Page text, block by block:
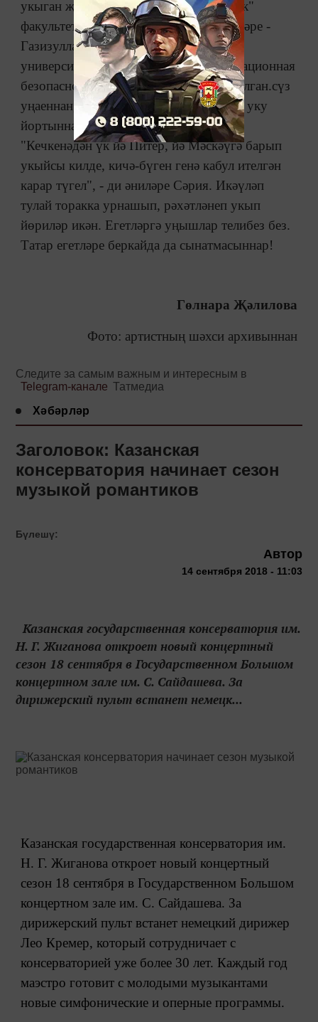
укыган җиреннән РГСУга, "Идарәчелек"
факультетына укырга күчкән, кечкенәләре -
Газизулла Элемтә һәм информатика
университетының (МТУСИ) "Информационная
безопасность" факультеты студенты булган.сүз
уңаеннан, егет бик башлы - берьюлы 5 уку
йортыннан чакыру алган булган икән.
"Кечкенәдән үк йә Питер, йә Мәскәүгә барып
укыйсы килде, кичә-бүген генә кабул ителгән
карар түгел", - ди әниләре Сәрия. Икәүләп
тулай торакка урнашып, рәхәтләнеп укып
йөриләр икән. Егетләргә уңышлар телибез без.
Татар егетләре беркайда да сынатмасыннар!
Гөлнара Җәлилова
Фото: артистның шәхси архивыннан
Следите за самым важным и интересным в
Telegram-канале Татмедиа
Хәбәрләр
Заголовок: Казанская
консерватория начинает сезон
музыкой романтиков
Бүлешү:
Автор
14 сентября 2018 - 11:03
Казанская государственная консерватория им.
Н. Г. Жиганова откроет новый концертный
сезон 18 сентября в Государственном Большом
концертном зале им. С. Сайдашева. За
дирижерский пульт встанет немецк...
Казанская государственная консерватория им.
Н. Г. Жиганова откроет новый концертный
сезон 18 сентября в Государственном Большом
концертном зале им. С. Сайдашева. За
дирижерский пульт встанет немецкий дирижер
Лео Кремер, который сотрудничает с
консерваторией уже более 30 лет. Каждый год
маэстро готовит с молодыми музыкантами
новые симфонические и оперные программы.